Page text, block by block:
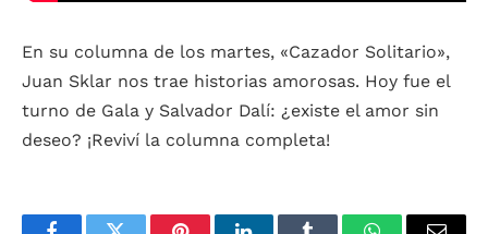
En su columna de los martes, «Cazador Solitario»,
Juan Sklar nos trae historias amorosas. Hoy fue el
turno de Gala y Salvador Dalí: ¿existe el amor sin
deseo? ¡Reviví la columna completa!